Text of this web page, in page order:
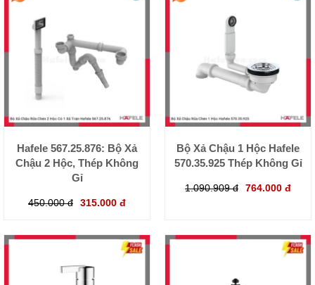
Hafele 567.25.876: Bộ Xả
Chậu 2 Hộc, Thép Không
Gỉ
450.000 đ 315.000 đ
Bộ Xả Chậu 1 Hộc Hafele
570.35.925 Thép Không Gỉ
1.090.909 đ 764.000 đ